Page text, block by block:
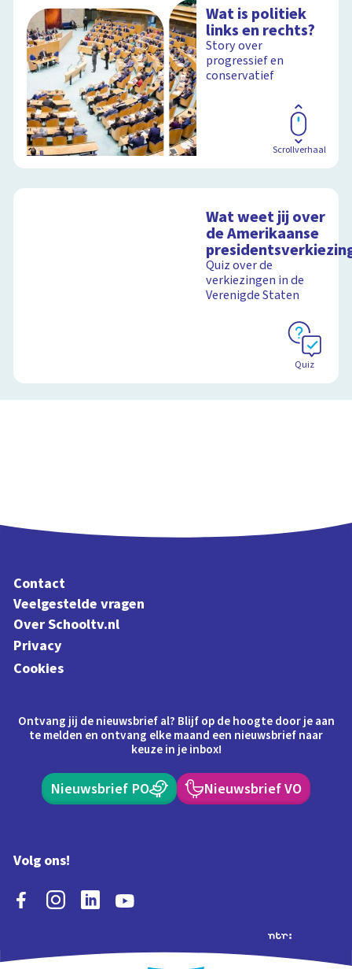
schoolplaat over de
Canon
Wat is politiek
links en rechts?
Story over
progressief en
conservatief
Scrollverhaal
Wat weet jij over
de Amerikaanse
Quiz over de
verkiezingen in de
Verenigde Staten
Quiz
Contact
Veelgestelde vragen
Over Schooltv.nl
Privacy
Cookies
Ontvang jij de nieuwsbrief al? Blijf op de hoogte door je aan
te melden en ontvang elke maand een nieuwsbrief naar
keuze in je inbox!
Nieuwsbrief PO Nieuwsbrief VO
Volg ons!